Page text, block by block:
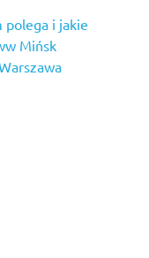
polega i jakie
Mińsk